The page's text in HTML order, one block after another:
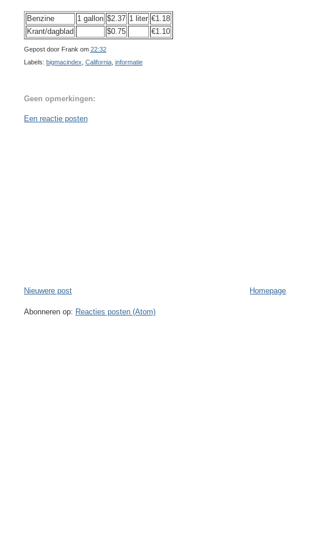
Benzine 1 gallon $2.37 1 liter €1.18
Krant/dagblad
$0.75 €1.10
Gepost door Frank om 22:32
Labels: bigmacindex, California, informatie
Geen opmerkingen:
Een reactie posten
Nieuwere post Homepage
Abonneren op: Reacties posten (Atom)